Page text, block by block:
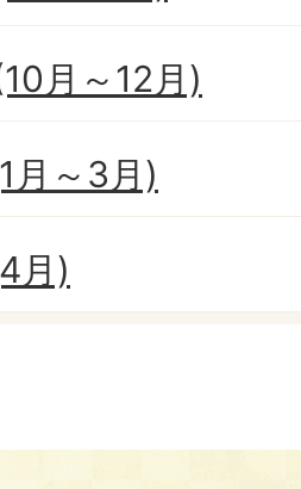
月～12月)
月～3月)
月)